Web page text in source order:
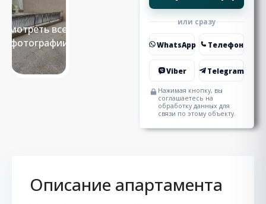
Смотреть все 6
фотографии
или сразу
WhatsApp Телефон
Viber Telegram
Нажимая кнопку, вы
соглашаетесь на
обработку данных для
связи по этому объекту.
Описание апартамента